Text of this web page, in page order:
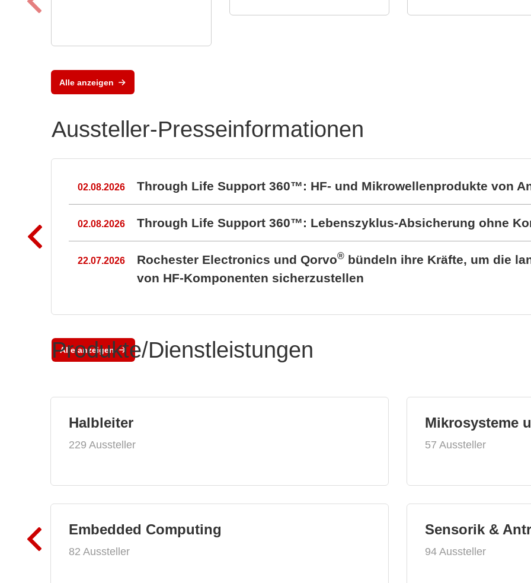
DC/DC-
Stromversorgungslösunge
Alle anzeigen
Aussteller-Presseinformationen
02.08.2026 Through Life Support 360™: HF- und Mikrowellenprodukte von
02.08.2026 Through Life Support 360™: Lebenszyklus-Absicherung ohne
22.07.2026 Rochester Electronics und Qorvo® bündeln ihre Kräfte, um die
von HF-Komponenten sicherzustellen
Alle anzeigen
Produkte/Dienstleistungen
Halbleiter
229 Aussteller
Embedded Computing
82 Aussteller
Mikrosysteme
57 Aussteller
Sensorik &
94 Aussteller